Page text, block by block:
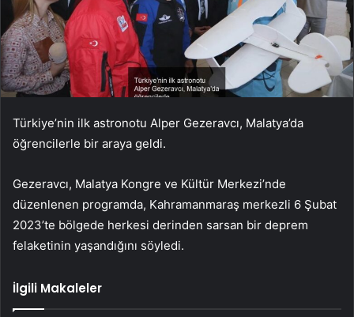
Türkiye’nin ilk astronotu Alper Gezeravcı, Malatya’da
öğrencilerle bir araya geldi.
Gezeravcı, Malatya Kongre ve Kültür Merkezi’nde
düzenlenen programda, Kahramanmaraş merkezli 6 Şubat
2023’te bölgede herkesi derinden sarsan bir deprem
felaketinin yaşandığını söyledi.
İlgili Makaleler